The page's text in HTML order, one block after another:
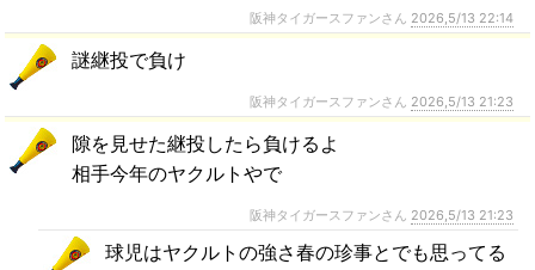
阪神タイガースファンさん 2026,5/13 22:14
謎継投で負け
阪神タイガースファンさん 2026,5/13 21:23
隙を見せた継投したら負けるよ
相手今年のヤクルトやで
阪神タイガースファンさん 2026,5/13 21:23
球児はヤクルトの強さ春の珍事とでも思ってる